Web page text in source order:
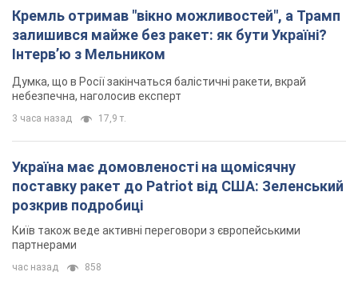
Україна має домовленості на щомісячну
поставку ракет до Patriot від США: Зеленський
розкрив подробиці
партнерами
У Німеччині зафіксували дрони над базою, де
ремонтують системи Patriot – Tagesschau
Служба охорони зафіксувала шість прольотів БПЛА
3 часа назад